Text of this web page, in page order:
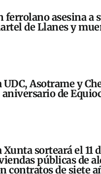
ferrolano asesina a
de Llanes y
UDC, Asotrame y
aniversario de
Xunta sorteará el 11
públicas de
contratos de siete